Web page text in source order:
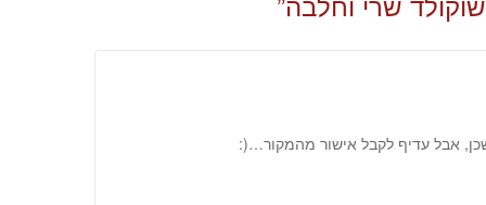
אבל עדיף לקבל אישור מהמקור…(: